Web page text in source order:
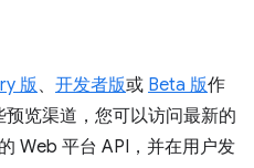
版 、 开发者版或 Beta 版作
览渠道，您可以访问最新的
Web 平台 API，并在用户发